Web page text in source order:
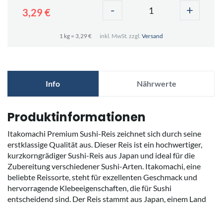
3,29 € - +
1 kg = 3,29 € inkl. MwSt. zzgl. Versand
Info Nährwerte
Produktinformationen
Itakomachi Premium Sushi-Reis zeichnet sich durch seine
erstklassige Qualität aus. Dieser Reis ist ein hochwertiger,
kurzkorngrädiger Sushi-Reis aus Japan und ideal für die
Zubereitung verschiedener Sushi-Arten. Itakomachi, eine
beliebte Reissorte, steht für exzellenten Geschmack und
hervorragende Klebeeigenschaften, die für Sushi
entscheidend sind. Der Reis stammt aus Japan, einem Land